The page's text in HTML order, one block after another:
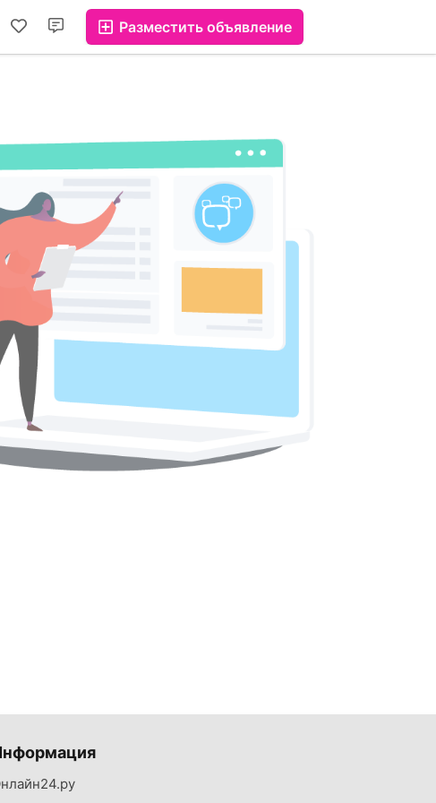
Разместить объявление